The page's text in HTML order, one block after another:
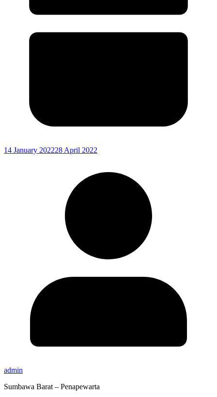
14 January 202228 April 2022
admin
Sumbawa Barat – Penapewarta